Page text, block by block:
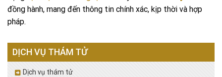
đồng hành, mang đến thông tin chính xác, kịp thời và hợp
pháp.
DỊCH VỤ THÁM TỬ
Dịch vụ thám tử